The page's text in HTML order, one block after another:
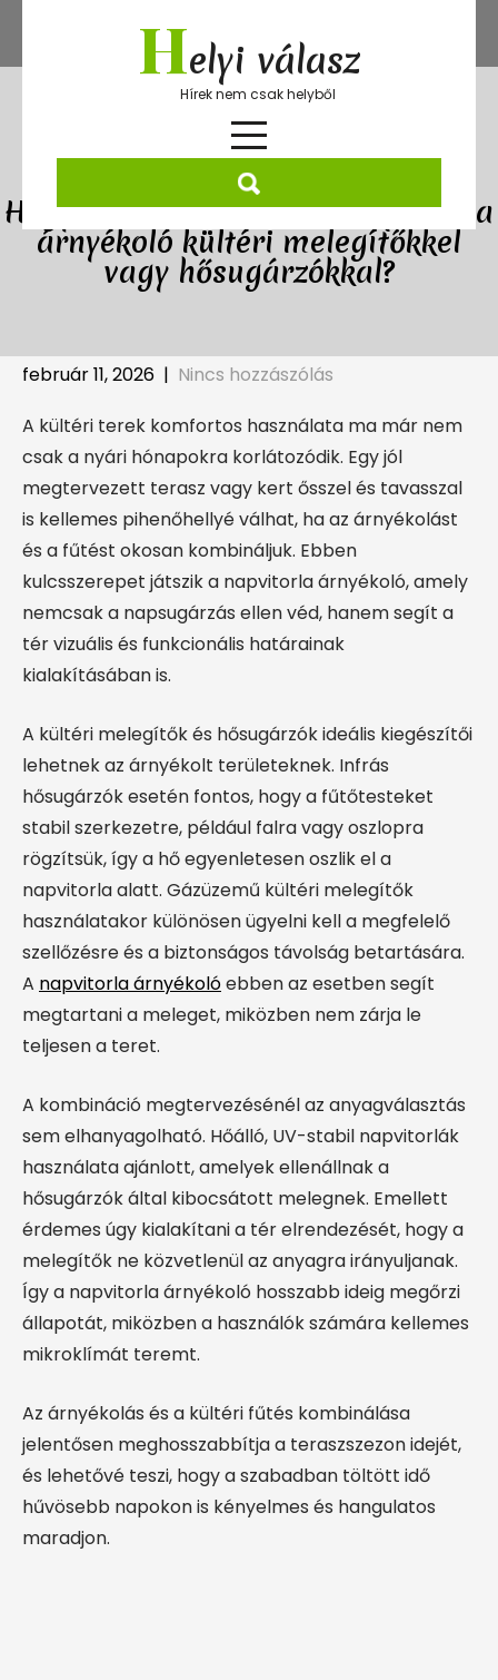
content
Helyi válasz
Hírek nem csak helyből
Hogyan kombinálható a napvitorla
árnyékoló kültéri melegítőkkel
vagy hősugárzókkal?
február 11, 2026 | Nincs hozzászólás
A kültéri terek komfortos használata ma már nem
csak a nyári hónapokra korlátozódik. Egy jól
megtervezett terasz vagy kert ősszel és tavasszal
is kellemes pihenőhellyé válhat, ha az árnyékolást
és a fűtést okosan kombináljuk. Ebben
kulcsszerepet játszik a napvitorla árnyékoló, amely
nemcsak a napsugárzás ellen véd, hanem segít a
tér vizuális és funkcionális határainak
kialakításában is.
A kültéri melegítők és hősugárzók ideális kiegészítői
lehetnek az árnyékolt területeknek. Infrás
hősugárzók esetén fontos, hogy a fűtőtesteket
stabil szerkezetre, például falra vagy oszlopra
rögzítsük, így a hő egyenletesen oszlik el a
napvitorla alatt. Gázüzemű kültéri melegítők
használatakor különösen ügyelni kell a megfelelő
szellőzésre és a biztonságos távolság betartására.
A napvitorla árnyékolóebben az esetben segít
megtartani a meleget, miközben nem zárja le
teljesen a teret.
A kombináció megtervezésénél az anyagválasztás
sem elhanyagolható. Hőálló, UV-stabil napvitorlák
használata ajánlott, amelyek ellenállnak a
hősugárzók által kibocsátott melegnek. Emellett
érdemes úgy kialakítani a tér elrendezését, hogy a
melegítők ne közvetlenül az anyagra irányuljanak.
Így a napvitorla árnyékoló hosszabb ideig megőrzi
állapotát, miközben a használók számára kellemes
mikroklímát teremt.
Az árnyékolás és a kültéri fűtés kombinálása
jelentősen meghosszabbítja a teraszszezon idejét,
és lehetővé teszi, hogy a szabadban töltött idő
hűvösebb napokon is kényelmes és hangulatos
maradjon.